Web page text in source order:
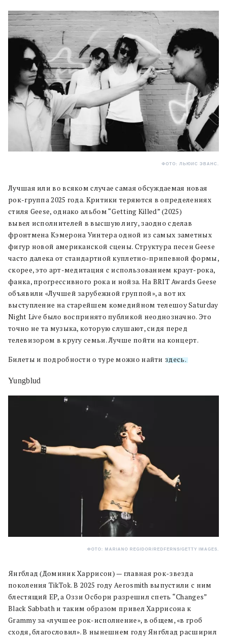
ФОТО: ЛЬЮИС ЭВАНС.
Лучшая или во всяком случае самая обсуждаемая новая
рок-группа 2025 года. Критики теряются в определениях
стиля Geese, однако альбом “Getting Killed” (2025)
вывел исполнителей в высшую лигу, заодно сделав
фронтмена Кэмерона Уинтера одной из самых заметных
фигур новой американской сцены. Структура песен Geese
часто далека от стандартной куплетно-припевной формы,
скорее, это арт-медитация с использованием краут-рока,
фанка, прогрессивного рока и нойза. На BRIT Awards Geese
объявили «Лучшей зарубежной группой», а вот их
выступление на старейшем комедийном телешоу Saturday
Night Live было воспринято публикой неоднозначно. Это
точно не та музыка, которую слушают, сидя перед
телевизором в кругу семьи. Лучше пойти на концерт.
Билеты и подробности о туре можно найти здесь.
Yungblud
ФОТО: MARIANO REGIDOR/REDFERNS/GETTY IMAGES.
Янгблад (Доминик Харрисон) — главная рок-звезда
поколения TikTok. В 2025 году Aerosmith выпустили с ним
блестящий EP, а Оззи Осборн разрешил спеть “Changes”
Black Sabbath и таким образом привел Харрисона к
Grammy за «лучшее рок-исполнение», в общем, «в гроб
сходя, благословил». В нынешнем году Янгблад расширил